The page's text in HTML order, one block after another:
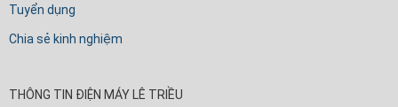
Tuyển dụng
Chia sẻ kinh nghiệm
THÔNG TIN ĐIỆN MÁY LÊ TRIỀU